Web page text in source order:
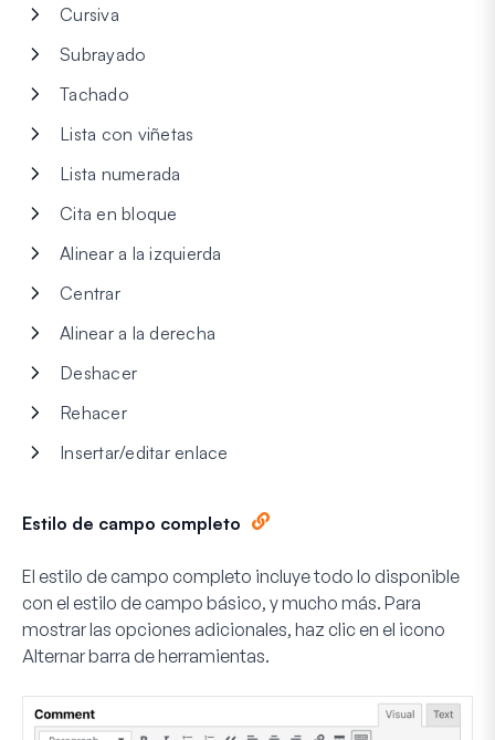
Cursiva
Subrayado
Tachado
Lista con viñetas
Lista numerada
Cita en bloque
Alinear a la izquierda
Centrar
Alinear a la derecha
Deshacer
Rehacer
Insertar/editar enlace
Estilo de campo completo
El estilo de campo completo incluye todo lo disponible
con el estilo de campo básico, y mucho más. Para
mostrar las opciones adicionales, haz clic en el icono
Alternar barra de herramientas.